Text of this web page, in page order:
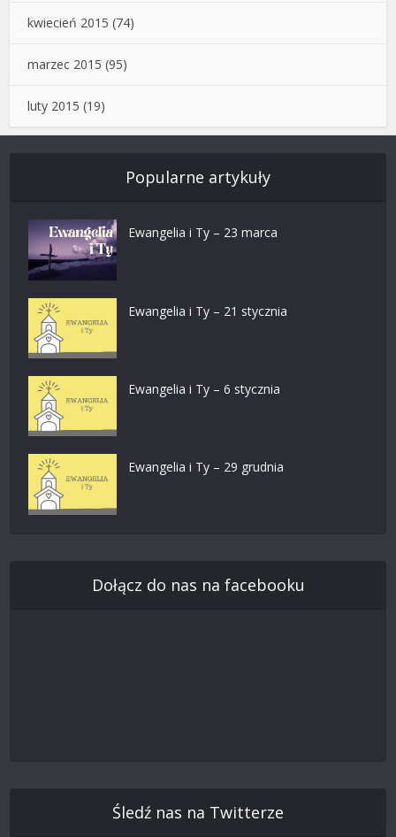
kwiecień 2015 (74)
marzec 2015 (95)
luty 2015 (19)
Popularne artykuły
Ewangelia i Ty – 23 marca
Ewangelia i Ty – 21 stycznia
Ewangelia i Ty – 6 stycznia
Ewangelia i Ty – 29 grudnia
Dołącz do nas na facebooku
Śledź nas na Twitterze